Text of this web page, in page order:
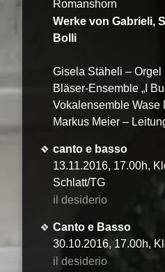
Romanshorn
Werke von Gabrieli,
Bolli
Gisela Stäheli – Orgel
Bläser-Ensemble „I
Vokalensemble Wase
Markus Meier –
canto e basso
13.11.2016, 17.00h,
Schlatt/TG
il desiderio
Canto e Basso
30.10.2016, 17.00h,
il desiderio